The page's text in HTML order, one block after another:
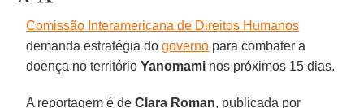
Comissão Interamericana de Direitos Humanos
demanda estratégia dogoverno para combater a
doença no territórioYanomami nos próximos 15 dias.
A reportagem é deClara Roman, publicada por